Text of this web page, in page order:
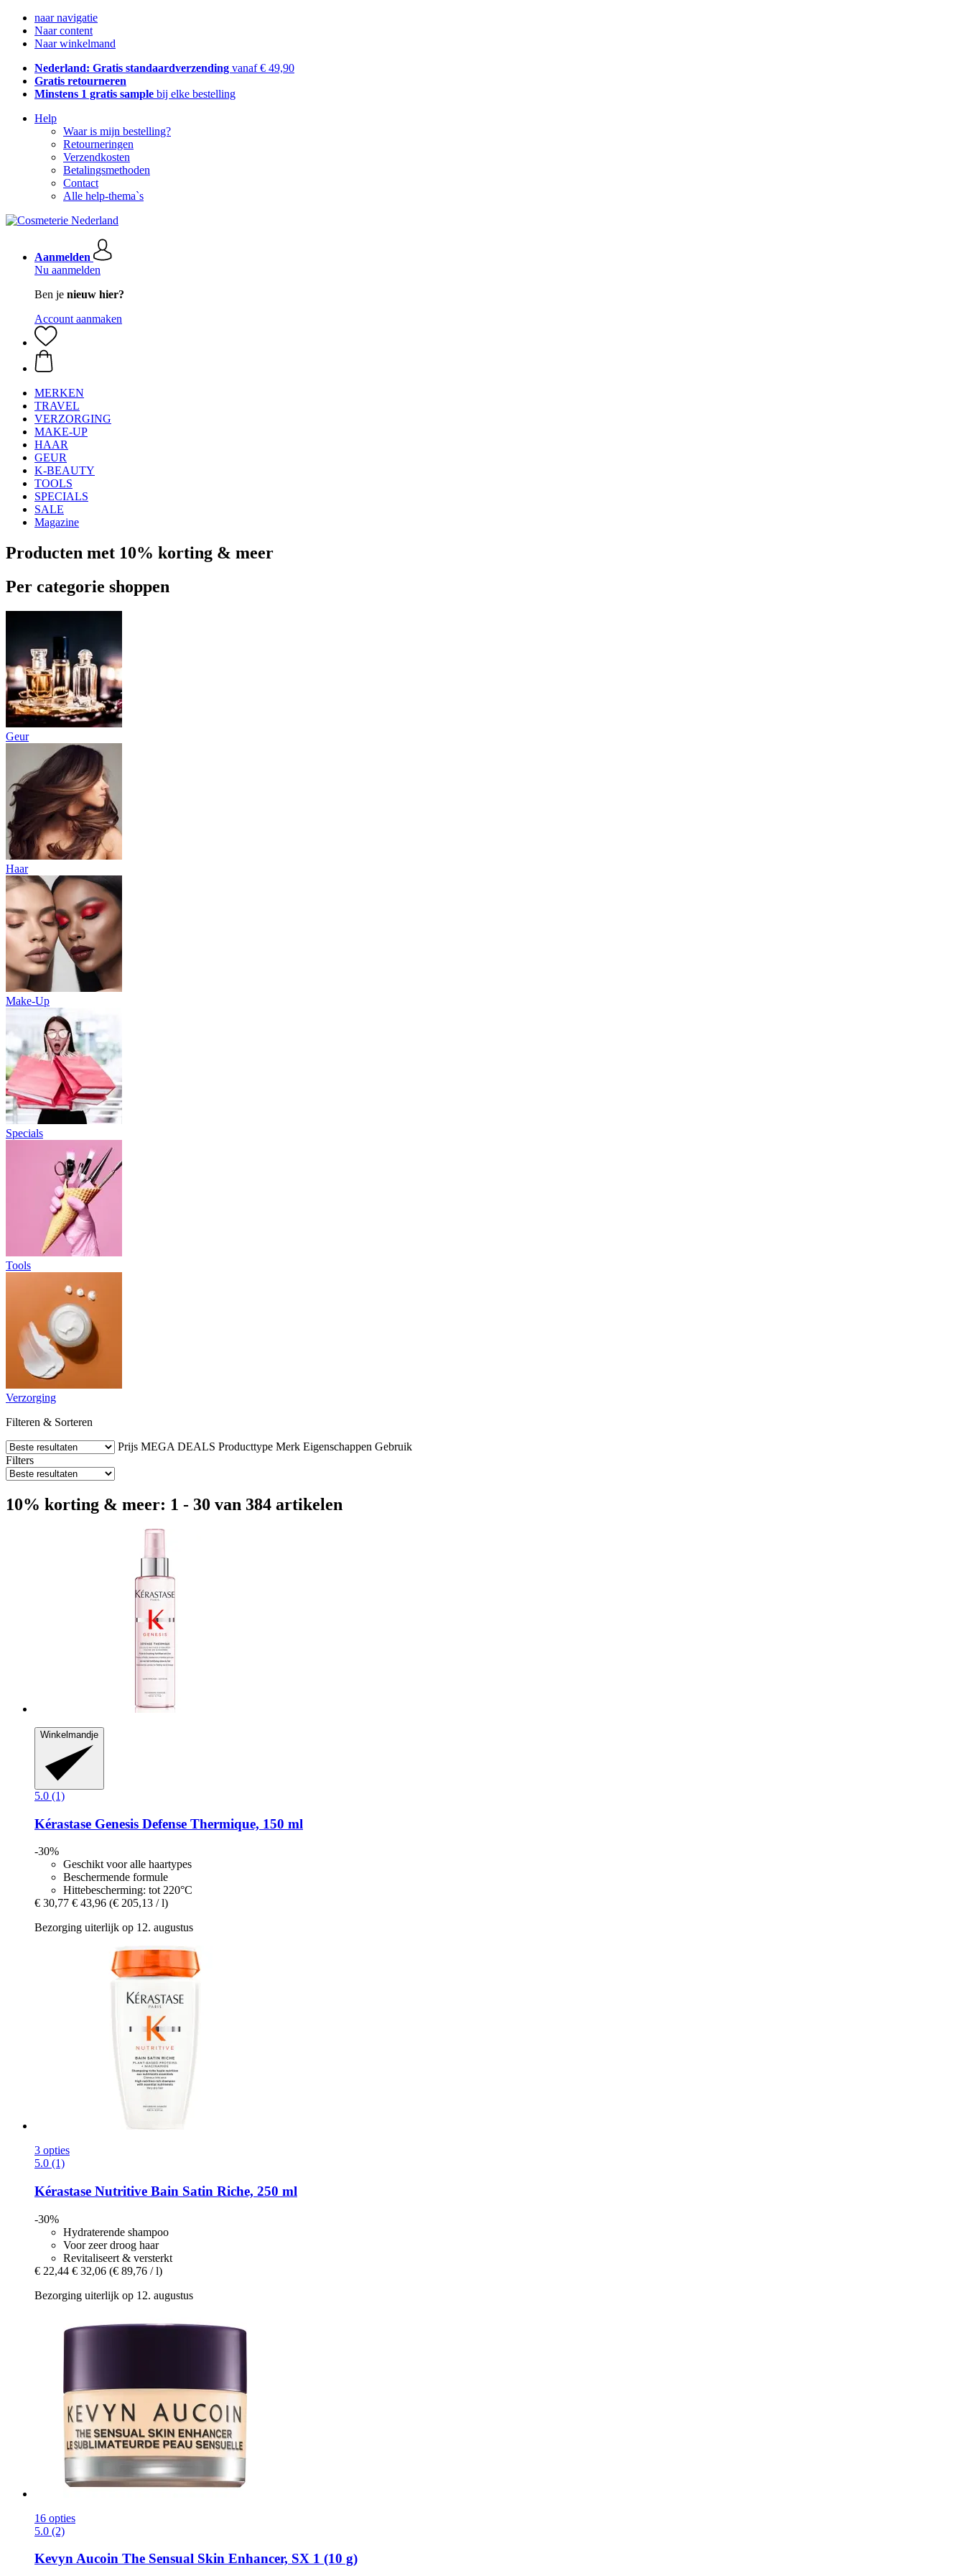
naar navigatie
Naar content
Naar winkelmand
Nederland: Gratis standaardverzending vanaf € 49,90
Gratis retourneren
Minstens 1 gratis sample bij elke bestelling
Help
Waar is mijn bestelling?
Retourneringen
Verzendkosten
Betalingsmethoden
Contact
Alle help-thema`s
Aanmelden
Nu aanmelden
Ben je nieuw hier?
Account aanmaken
MERKEN
TRAVEL
VERZORGING
MAKE-UP
HAAR
GEUR
K-BEAUTY
TOOLS
SPECIALS
SALE
Magazine
Producten met 10% korting & meer
Per categorie shoppen
Geur
Haar
Make-Up
Specials
Tools
Verzorging
Filteren & Sorteren
Prijs MEGA DEALS Producttype Merk Eigenschappen Gebruik
Filters
10% korting & meer: 1 - 30 van 384 artikelen
Winkelmandje
5.0 (1)
Kérastase Genesis Defense Thermique, 150 ml
-30%
Geschikt voor alle haartypes
Beschermende formule
Hittebescherming: tot 220°C
€ 30,77 € 43,96 (€ 205,13 / l)
Bezorging uiterlijk op 12. augustus
3 opties
5.0 (1)
Kérastase Nutritive Bain Satin Riche, 250 ml
-30%
Hydraterende shampoo
Voor zeer droog haar
Revitaliseert & versterkt
€ 22,44 € 32,06 (€ 89,76 / l)
Bezorging uiterlijk op 12. augustus
16 opties
5.0 (2)
Kevyn Aucoin The Sensual Skin Enhancer, SX 1 (10 g)